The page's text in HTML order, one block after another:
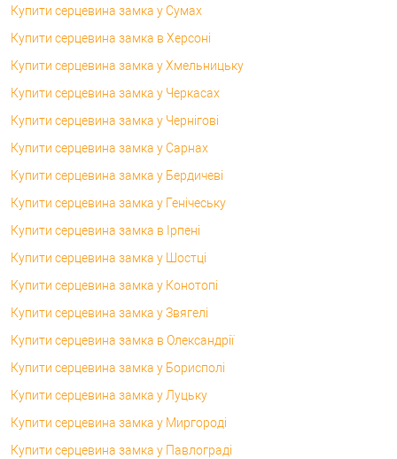
Купити серцевина замка у Сумах
Купити серцевина замка в Херсоні
Купити серцевина замка у Хмельницьку
Купити серцевина замка у Черкасах
Купити серцевина замка у Чернігові
Купити серцевина замка у Сарнах
Купити серцевина замка у Бердичеві
Купити серцевина замка у Генічеську
Купити серцевина замка в Ірпені
Купити серцевина замка у Шостці
Купити серцевина замка у Конотопі
Купити серцевина замка у Звягелі
Купити серцевина замка в Олександрії
Купити серцевина замка у Борисполі
Купити серцевина замка у Луцьку
Купити серцевина замка у Миргороді
Купити серцевина замка у Павлограді